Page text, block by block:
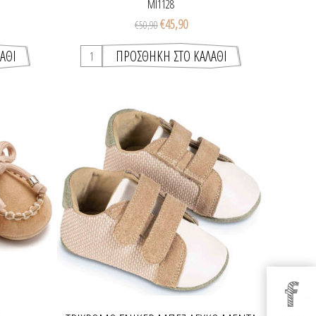
MI1128
€50,90€45,90